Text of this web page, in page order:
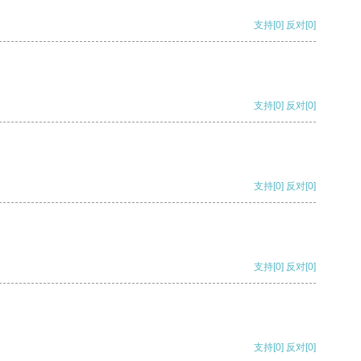
支持[0] 反对[0]
支持[0] 反对[0]
支持[0] 反对[0]
支持[0] 反对[0]
支持[0] 反对[0]